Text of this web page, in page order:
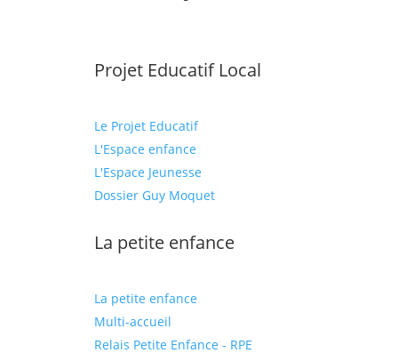
Projet Educatif Local
Le Projet Educatif
L'Espace enfance
L'Espace Jeunesse
Dossier Guy Moquet
La petite enfance
La petite enfance
Multi-accueil
Relais Petite Enfance - RPE